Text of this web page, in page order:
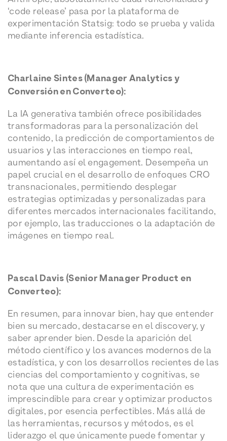
‘code release’ pasa por la plataforma de
experimentación Statsig: todo se prueba y valida
mediante inferencia estadística.
Charlaine Sintes (Manager Analytics y
Conversión en Converteo):
La IA generativa también ofrece posibilidades
transformadoras para la personalización del
contenido, la predicción de comportamientos de
usuarios y las interacciones en tiempo real,
aumentando así el engagement. Desempeña un
papel crucial en el desarrollo de enfoques CRO
transnacionales, permitiendo desplegar
estrategias optimizadas y personalizadas para
diferentes mercados internacionales facilitando,
por ejemplo, las traducciones o la adaptación de
imágenes en tiempo real.
Pascal Davis (Senior Manager Product en
Converteo):
En resumen, para innovar bien, hay que entender
bien su mercado, destacarse en el discovery, y
saber aprender bien. Desde la aparición del
método científico y los avances modernos de la
estadística, y con los desarrollos recientes de las
ciencias del comportamiento y cognitivas, se
nota que una cultura de experimentación es
imprescindible para crear y optimizar productos
digitales, por esencia perfectibles. Más allá de
las herramientas, recursos y métodos, es el
liderazgo el que únicamente puede fomentar y